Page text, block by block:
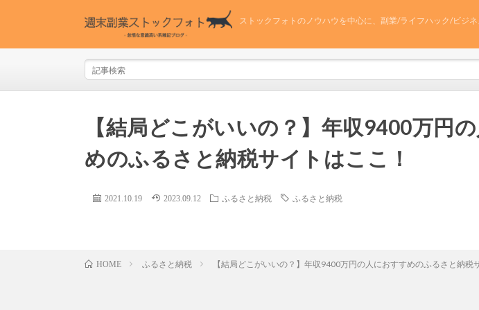
ストックフォトのノウハウを中心に、副業/ライフハック/ビジネ
【結局どこがいいの？】年収9400万円
めのふるさと納税サイトはここ！
2021.10.19 2023.09.12 ふるさと納税 ふるさと納税
HOME ふるさと納税 【結局どこがいいの？】年収9400万円の人におすすめのふるさと納税